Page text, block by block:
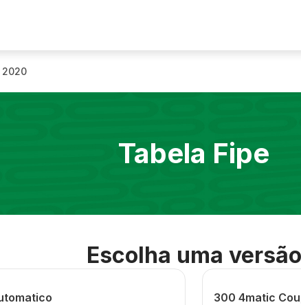
2020
Tabela Fipe
Escolha uma versão
300 4matic